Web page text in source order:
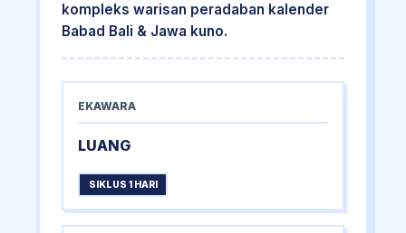
kompleks warisan peradaban kalender
Babad Bali & Jawa kuno.
EKAWARA
LUANG
SIKLUS 1 HARI